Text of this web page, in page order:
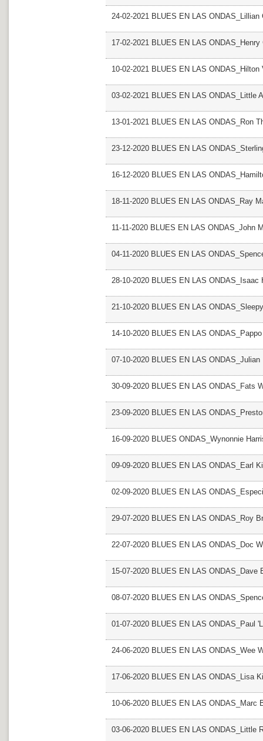
24-02-2021 BLUES EN LAS ONDAS_Lillian
17-02-2021 BLUES EN LAS ONDAS_Henry
10-02-2021 BLUES EN LAS ONDAS_Hilton
03-02-2021 BLUES EN LAS ONDAS_Little
13-01-2021 BLUES EN LAS ONDAS_Ron
23-12-2020 BLUES EN LAS
16-12-2020 BLUES EN LAS
18-11-2020 BLUES EN LAS ONDAS_Ray
11-11-2020 BLUES EN LAS ONDAS_John
04-11-2020 BLUES EN LAS
28-10-2020 BLUES EN LAS ONDAS_Isaac
21-10-2020 BLUES EN LAS
14-10-2020 BLUES EN LAS ONDAS_Pappo
07-10-2020 BLUES EN LAS ONDAS_Julian
30-09-2020 BLUES EN LAS ONDAS_Fats
23-09-2020 BLUES EN LAS
16-09-2020 BLUES ONDAS_Wynonnie
09-09-2020 BLUES EN LAS ONDAS_Earl
02-09-2020 BLUES EN LAS
29-07-2020 BLUES EN LAS ONDAS_Roy
22-07-2020 BLUES EN LAS ONDAS_Doc
15-07-2020 BLUES EN LAS ONDAS_Dave
08-07-2020 BLUES EN LAS
01-07-2020 BLUES EN LAS ONDAS_Paul
24-06-2020 BLUES EN LAS ONDAS_Wee
17-06-2020 BLUES EN LAS ONDAS_Lisa
10-06-2020 BLUES EN LAS ONDAS_Marc
03-06-2020 BLUES EN LAS ONDAS_Little